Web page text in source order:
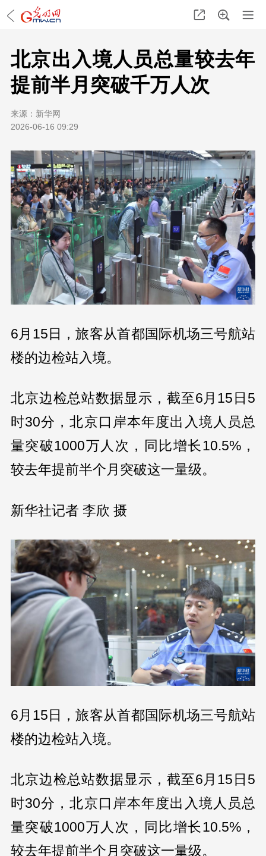
北京出入境人员总量较去年
提前半月突破千万人次
来源： 新华网
2026-06-16 09:29
6月15日，旅客从首都国际机场三号航站
楼的边检站入境。
北京边检总站数据显示，截至6月15日5
时30分，北京口岸本年度出入境人员总
量突破1000万人次，同比增长10.5%，
较去年提前半个月突破这一量级。
新华社记者 李欣 摄
6月15日，旅客从首都国际机场三号航站
楼的边检站入境。
北京边检总站数据显示，截至6月15日5
时30分，北京口岸本年度出入境人员总
量突破1000万人次，同比增长10.5%，
较去年提前半个月突破这一量级。